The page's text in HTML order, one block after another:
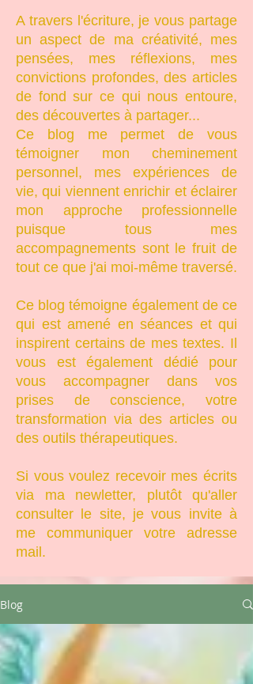
A travers l'écriture, je vous partage
un aspect de ma créativité, mes
pensées, mes réflexions, mes
convictions profondes, des articles
de fond sur ce qui nous entoure,
des découvertes à partager...
Ce blog me permet de vous
témoigner mon cheminement
personnel, mes expériences de
vie, qui viennent enrichir et éclairer
mon approche professionnelle
puisque tous mes
accompagnements sont le fruit de
tout ce que j'ai moi-même traversé.
Ce blog témoigne également de ce
qui est amené en séances et qui
inspirent certains de mes textes. Il
vous est également dédié pour
vous accompagner dans vos
prises de conscience, votre
transformation via des articles ou
des outils thérapeutiques.
Si vous voulez recevoir mes écrits
via ma newletter, plutôt qu'aller
consulter le site, je vous invite à
me communiquer votre adresse
mail.
Blog